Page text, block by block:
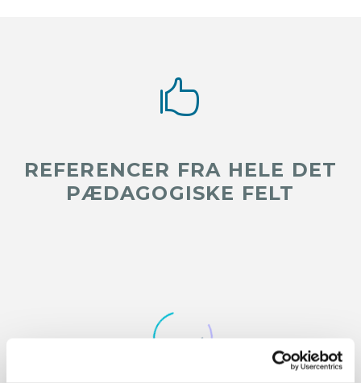


REFERENCER FRA HELE DET
PÆDAGOGISKE FELT